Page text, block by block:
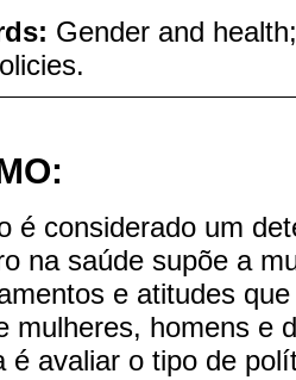
Gender and
é considerado um
na saúde supõe a
e atitudes
mulheres, homens e
é avaliar o tipo de